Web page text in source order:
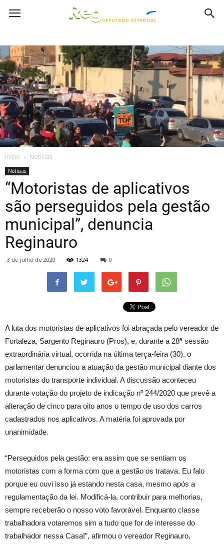
Inicio Notícias
Notícias
“Motoristas de aplicativos
são perseguidos pela gestão
municipal”, denuncia
Reginauro
3 de julho de 2020 1324 0
A luta dos motoristas de aplicativos foi abraçada pelo vereador de
Fortaleza, Sargento Reginauro (Pros), e, durante a 28ª sessão
extraordinária virtual, ocorrida na última terça-feira (30), o
parlamentar denunciou a atuação da gestão municipal diante dos
motoristas do transporte individual. A discussão aconteceu
durante votação do projeto de indicação nº 244/2020 que prevê a
alteração de cinco para oito anos o tempo de uso dos carros
cadastrados nos aplicativos. A matéria foi aprovada por
unanimidade.
“Perseguidos pela gestão: era assim que se sentiam os
motoristas com a forma com que a gestão os tratava. Eu falo
porque eu ouvi isso já estando nesta casa, mesmo após a
regulamentação da lei. Modificá-la, contribuir para melhorias,
sempre receberão o nosso voto favorável. Enquanto classe
trabalhadora votaremos sim a tudo que for de interesse do
trabalhador nessa Casa!”, afirmou o vereador Reginauro,